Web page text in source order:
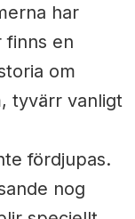
har
finns en
om
tyvärr vanligt
fördjupas.
nog